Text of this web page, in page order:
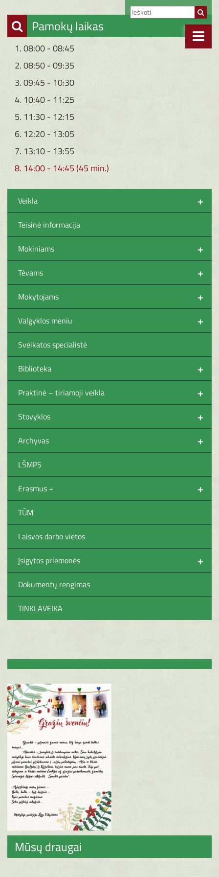
Pamokų laikas
1. 08:00 - 08:45
2. 08:50 - 09:35
3. 09:45 - 10:30
4. 10:40 - 11:25
5. 11:30 - 12:15
6. 12:20 - 13:05
7. 13:10 - 13:55
8. 14:00 - 14:45 (45 min.)
+
Veikla
Teisinė informacija
+
Mokiniams
+
Tėvams
+
Mokytojams
+
Valgyklos meniu
Sveikatos specialistė
+
Biblioteka
+
Praktinė – tiriamoji veikla
+
Stovyklos
+
Archyvas
LŠMPS
+
Erasmus +
TŪM
Laisvos darbo vietos
+
Įsigytos priemonės
Dokumentų rengimas
TINKLAVEIKA
Mūsų draugai